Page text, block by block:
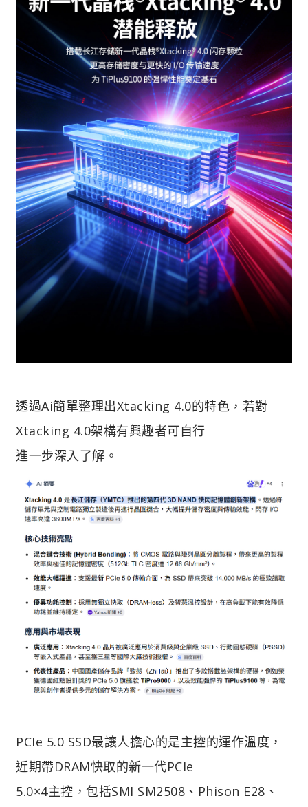
透過Ai簡單整理出Xtacking 4.0的特色，若對
Xtacking 4.0架構有興趣者可自行
進一步深入了解。
PCIe 5.0 SSD最讓人擔心的是主控的運作溫度，
近期帶DRAM快取的新一代PCIe
5.0×4主控，包括SMI SM2508、Phison E28、